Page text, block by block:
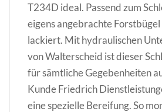
T234D ideal. Passend zum
eigens angebrachte
lackiert. Mit hydraulischen
von Walterscheid ist dieser
für sämtliche Gegebenheiten
Kunde Friedrich
eine spezielle Bereifung. So